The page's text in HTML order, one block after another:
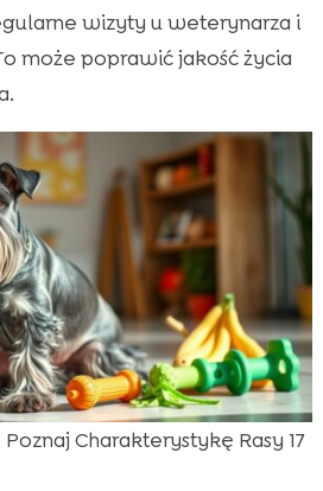
wizyty u weterynarza i
może poprawić jakość życia
Charakterystykę Rasy 17